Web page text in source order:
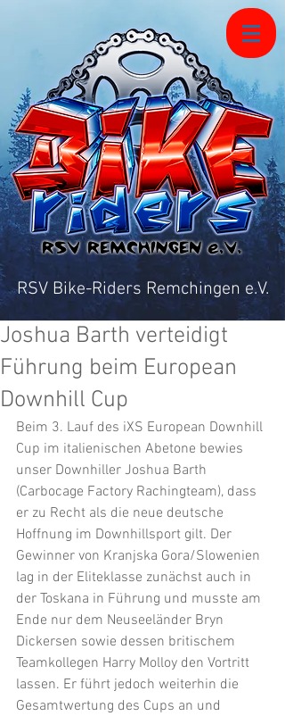
RSV Bike-Riders Remchingen e.V.
Joshua Barth verteidigt
Führung beim European
Downhill Cup
Beim 3. Lauf des iXS European Downhill
Cup im italienischen Abetone bewies
unser Downhiller Joshua Barth
(Carbocage Factory Rachingteam), dass
er zu Recht als die neue deutsche
Hoffnung im Downhillsport gilt. Der
Gewinner von Kranjska Gora/Slowenien
lag in der Eliteklasse zunächst auch in
der Toskana in Führung und musste am
Ende nur dem Neuseeländer Bryn
Dickersen sowie dessen britischem
Teamkollegen Harry Molloy den Vortritt
lassen. Er führt jedoch weiterhin die
Gesamtwertung des Cups an und